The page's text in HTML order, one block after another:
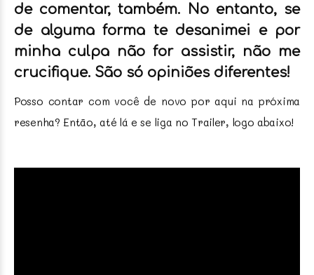
de comentar, também. No entanto, se
de alguma forma te desanimei e por
minha culpa não for assistir, não me
crucifique. São só opiniões diferentes!
Posso contar com você de novo por aqui na próxima
resenha? Então, até lá e se liga no Trailer, logo abaixo!